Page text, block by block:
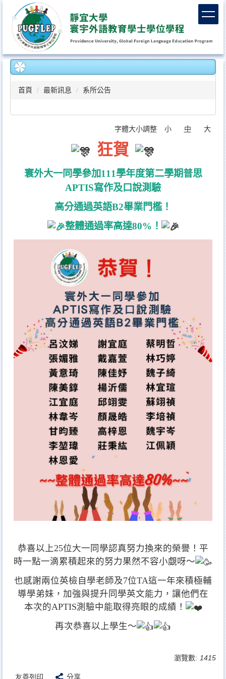
容
區
首頁 最新訊息 系所公告
字體大小調整 小 中 大
狂賀
寰外大一同學參加111學年度第二學期普思
APTIS寫作及口說測驗
高分通過英語B2畢業門檻！
整體通過率高達80%！
恭喜以上25位大一同學認真努力換來的榮譽！平
時一點一滴累積起來的努力果然不容小覷呀～
也感謝兩位英檢自學老師及7位TA這一年來積極輔
導學弟妹，加強與提升同學英文能力，讓他們在
本次的APTIS測驗中能取得亮眼的成績！
再次恭喜以上學生～
瀏覽數: 1415
友善列印 分享